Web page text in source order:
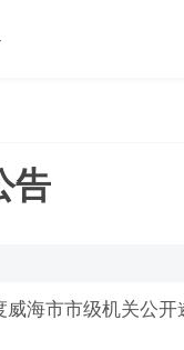
告
海市市级机关公开